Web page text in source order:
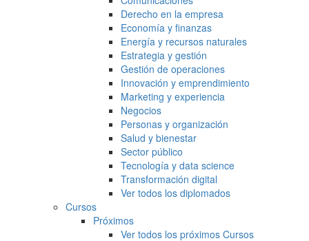
Derecho en la empresa
Economía y finanzas
Energía y recursos naturales
Estrategia y gestión
Gestión de operaciones
Innovación y emprendimiento
Marketing y experiencia
Negocios
Personas y organización
Salud y bienestar
Sector público
Tecnología y data science
Transformación digital
Ver todos los diplomados
Cursos
Próximos
Ver todos los próximos Cursos